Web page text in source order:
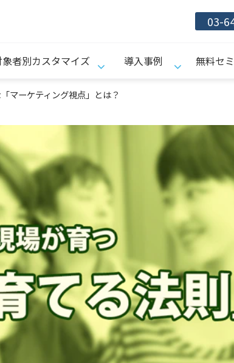
03-
者別カスタマイズ 導入事例 無料セ
マーケティング視点」とは？